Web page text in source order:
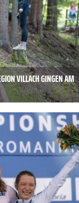
VILLACH GINGEN AM